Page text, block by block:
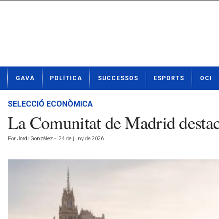
t
GAVÀ POLÍTICA SUCCESSOS ESPORTS OCI
SELECCIÓ ECONÒMICA
La Comunitat de Madrid
Por Jordi González - 24 de juny de 2026